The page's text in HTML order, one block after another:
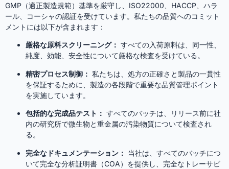
GMP（適正製造規範）基準を厳守し、ISO22000、HACCP、ハラ
ール、コーシャの認証を受けています。私たちの品質へのコミット
メントには以下が含まれます：
厳格な原料スクリーニング： すべての入荷原料は、同一性、
純度、効能、安全性について厳格な検査を受けている。
精密プロセス制御： 私たちは、処方の正確さと製品の一貫性
を保証するために、製造の各段階で重要な品質管理ポイント
を実施しています。
包括的な完成品テスト： すべてのバッチは、リリース前に社
内の研究所で微生物と重金属の汚染物質について検査され
る。
完全なドキュメンテーション： 当社は、すべてのバッチにつ
いて完全な分析証明書（COA）を提供し、完全なトレーサビ